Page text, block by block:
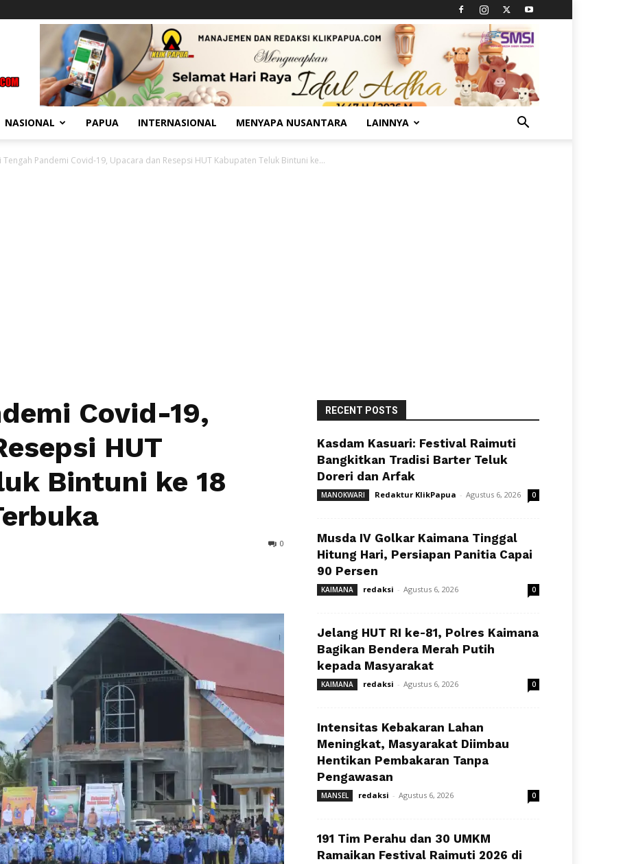
NASIONAL PAPUA INTERNASIONAL MENYAPA NUSANTARA LAINNYA
Tengah Pandemi Covid-19, Upacara dan Resepsi HUT Kabupaten Teluk Bintuni ke...
Covid-19,
HUT
Bintuni ke 18
0
RECENT POSTS
Kasdam Kasuari: Festival Raimuti
Bangkitkan Tradisi Barter Teluk
Doreri dan Arfak
MANOKWARI Redaktur KlikPapua - Agustus 6, 2026 0
Musda IV Golkar Kaimana Tinggal
Hitung Hari, Persiapan Panitia Capai
90 Persen
KAIMANA redaksi - Agustus 6, 2026 0
Jelang HUT RI ke-81, Polres Kaimana
Bagikan Bendera Merah Putih
kepada Masyarakat
KAIMANA redaksi - Agustus 6, 2026 0
Intensitas Kebakaran Lahan
Meningkat, Masyarakat Diimbau
Hentikan Pembakaran Tanpa
Pengawasan
MANSEL redaksi - Agustus 6, 2026 0
191 Tim Perahu dan 30 UMKM
Ramaikan Festival Raimuti 2026 di